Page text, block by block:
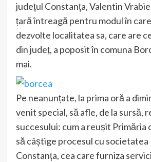
județul Constanța, Valentin
țară întreagă pentru modul în
dezvolte localitatea sa, care are
din județ, a poposit în comuna
mai.
Pe neanunțate, la prima oră a
venit special, să afle, de la sursă,
succesului: cum a reușit Primăria
să câștige procesul cu societatea
Constanța, cea care furniza